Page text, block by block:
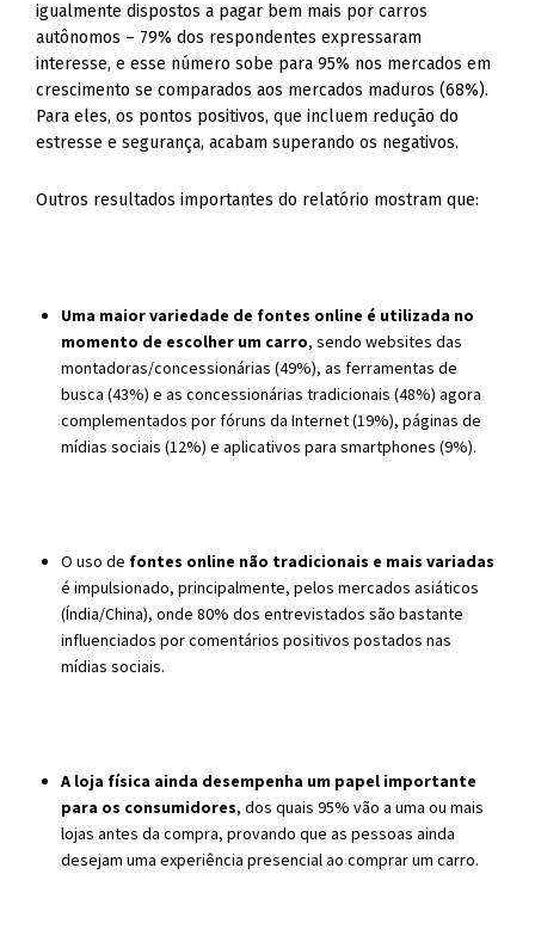
igualmente dispostos a pagar bem mais por carros
autônomos – 79% dos respondentes expressaram
interesse, e esse número sobe para 95% nos mercados em
crescimento se comparados aos mercados maduros (68%).
Para eles, os pontos positivos, que incluem redução do
estresse e segurança, acabam superando os negativos.
Outros resultados importantes do relatório mostram que:
Uma maior variedade de fontes online é utilizada no
momento de escolher um carro, sendo websites das
montadoras/concessionárias (49%), as ferramentas de
busca (43%) e as concessionárias tradicionais (48%) agora
complementados por fóruns da Internet (19%), páginas de
mídias sociais (12%) e aplicativos para smartphones (9%).
O uso de fontes online não tradicionais e mais variadas
é impulsionado, principalmente, pelos mercados asiáticos
(Índia/China), onde 80% dos entrevistados são bastante
influenciados por comentários positivos postados nas
mídias sociais.
A loja física ainda desempenha um papel importante
para os consumidores, dos quais 95% vão a uma ou mais
lojas antes da compra, provando que as pessoas ainda
desejam uma experiência presencial ao comprar um carro.